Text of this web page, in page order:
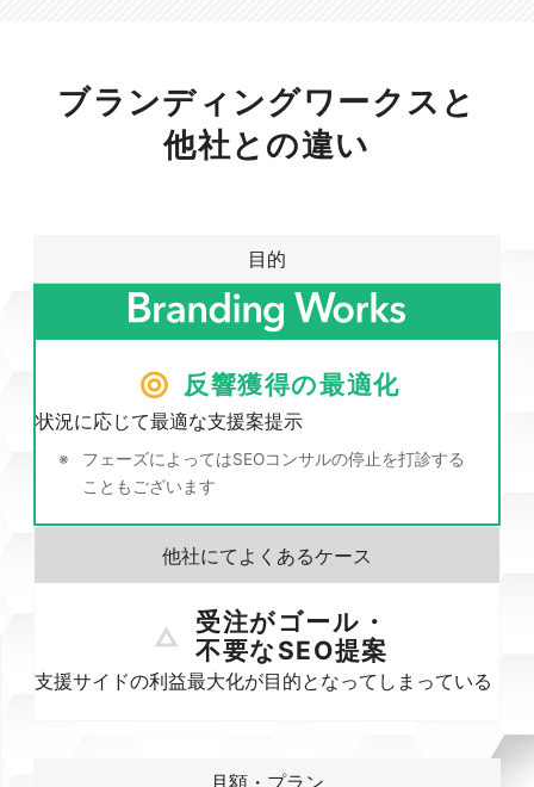
ブランディングワークスと
他社との違い
目的
反響獲得の最適化
状況に応じて最適な支援案提示
フェーズによってはSEOコンサルの停止を打診する
こともございます
受注がゴール・
不要なSEO提案
支援サイドの利益最大化が目的となってしまっている